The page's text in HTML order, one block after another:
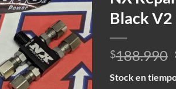
Black
$188.990
Stock en